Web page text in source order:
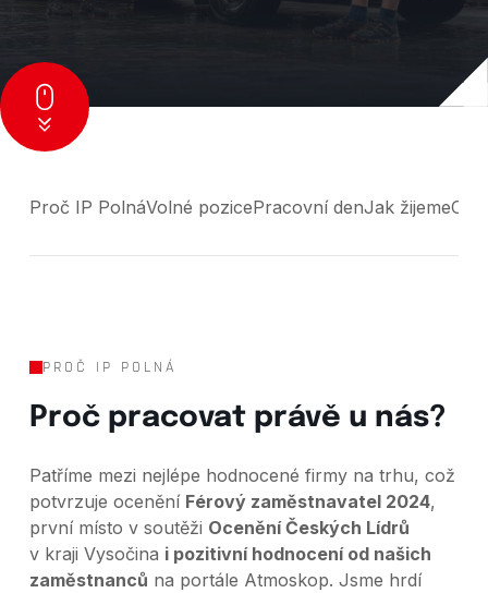
Proč IP PolnáVolné pozicePracovní denJak žijemeCo
PROČ IP POLNÁ
Proč pracovat právě u nás?
Patříme mezi nejlépe hodnocené firmy na trhu, což
potvrzuje ocenění Férový zaměstnavatel 2024,
první místo v soutěži Ocenění Českých Lídrů
v kraji Vysočina i pozitivní hodnocení od našich
zaměstnanců na portále Atmoskop. Jsme hrdí